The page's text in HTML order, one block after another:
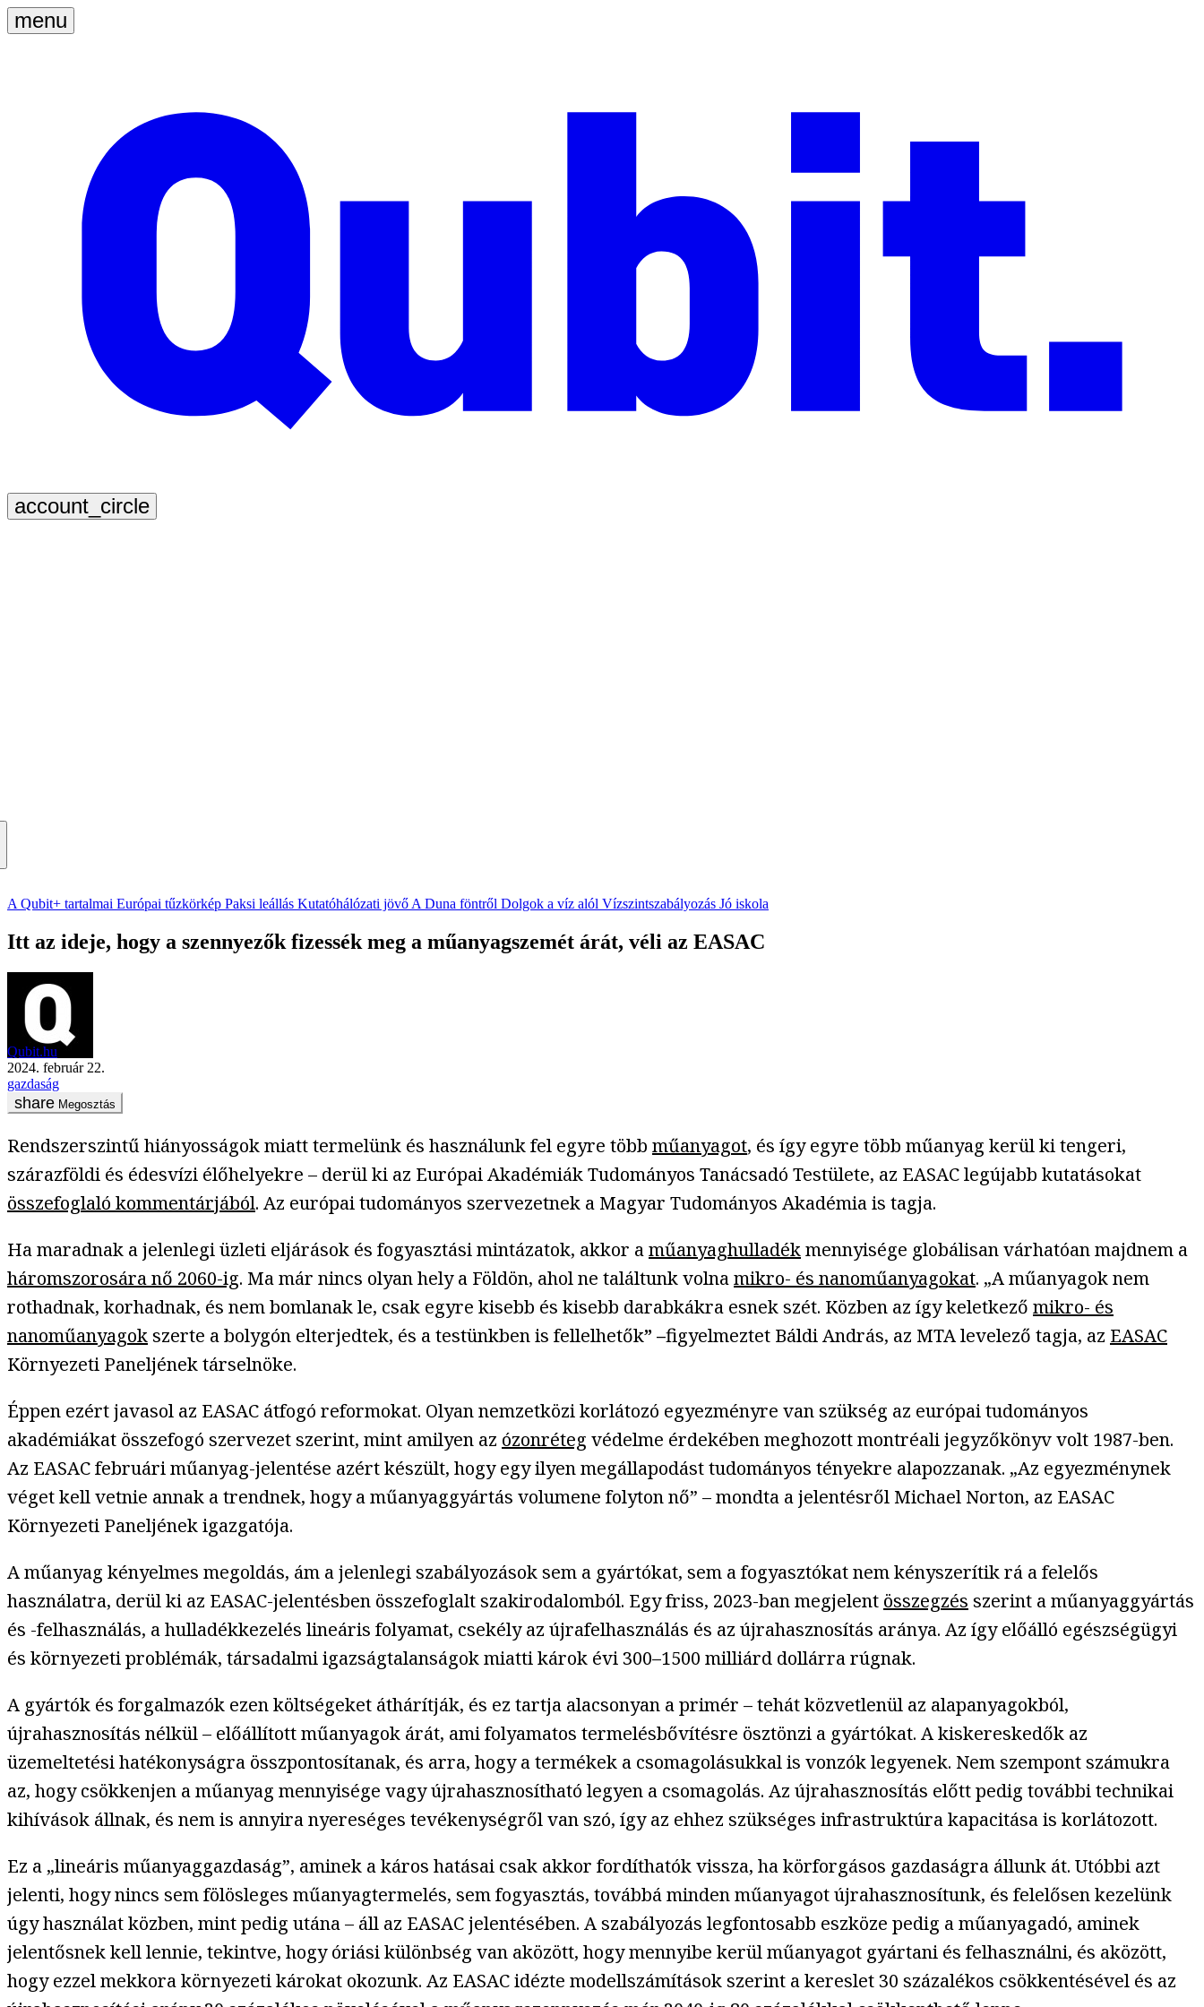
A Qubit+ tartalmai Európai tűzkörkép Paksi leállás Kutatóhálózati jövő A Duna föntről Dolgok a víz alól Vízszintszabályozás Jó iskola
Itt az ideje, hogy a szennyezők fizessék meg a műanyagszemét árát, véli az EASAC
Qubit.hu
2024. február 22.
gazdaság
Megosztás
Rendszerszintű hiányosságok miatt termelünk és használunk fel egyre több műanyagot, és így egyre több műanyag kerül ki tengeri,
szárazföldi és édesvízi élőhelyekre – derül ki az Európai Akadémiák Tudományos Tanácsadó Testülete, az EASAC legújabb kutatásokat
összefoglaló kommentárjából. Az európai tudományos szervezetnek a Magyar Tudományos Akadémia is tagja.
Ha maradnak a jelenlegi üzleti eljárások és fogyasztási mintázatok, akkor aműanyaghulladékmennyisége globálisan várhatóan majdnem a
háromszorosára nő 2060-ig. Ma már nincs olyan hely a Földön, ahol ne találtunk volnamikro- és nanoműanyagokat. „A műanyagok nem
rothadnak, korhadnak, és nem bomlanak le, csak egyre kisebb és kisebb darabkákra esnek szét. Közben az így keletkező mikro- és
nanoműanyagokszerte a bolygón elterjedtek, és a testünkben is fellelhetők” –figyelmeztet Báldi András, az MTA levelező tagja, az EASAC
Környezeti Paneljének társelnöke.
Éppen ezért javasol az EASAC átfogó reformokat. Olyan nemzetközi korlátozó egyezményre van szükség az európai tudományos
akadémiákat összefogó szervezet szerint, mint amilyen az ózonréteg védelme érdekében meghozott montréali jegyzőkönyv volt 1987-ben.
Az EASAC februári műanyag-jelentése azért készült, hogy egy ilyen megállapodást tudományos tényekre alapozzanak. „Az egyezménynek
véget kell vetnie annak a trendnek, hogy a műanyaggyártás volumene folyton nő” – mondta a jelentésről Michael Norton, az EASAC
Környezeti Paneljének igazgatója.
A műanyag kényelmes megoldás, ám a jelenlegi szabályozások sem a gyártókat, sem a fogyasztókat nem kényszerítik rá a felelős
használatra, derül ki az EASAC-jelentésben összefoglalt szakirodalomból. Egy friss, 2023-ban megjelent összegzés szerint a műanyaggyártás
és -felhasználás, a hulladékkezelés lineáris folyamat, csekély az újrafelhasználás és az újrahasznosítás aránya. Az így előálló egészségügyi
és környezeti problémák, társadalmi igazságtalanságok miatti károk évi 300–1500 milliárd dollárra rúgnak.
A gyártók és forgalmazók ezen költségeket áthárítják, és ez tartja alacsonyan a primér – tehát közvetlenül az alapanyagokból,
újrahasznosítás nélkül – előállított műanyagok árát, ami folyamatos termelésbővítésre ösztönzi a gyártókat. A kiskereskedők az
üzemeltetési hatékonyságra összpontosítanak, és arra, hogy a termékek a csomagolásukkal is vonzók legyenek. Nem szempont számukra
az, hogy csökkenjen a műanyag mennyisége vagy újrahasznosítható legyen a csomagolás. Az újrahasznosítás előtt pedig további technikai
kihívások állnak, és nem is annyira nyereséges tevékenységről van szó, így az ehhez szükséges infrastruktúra kapacitása is korlátozott.
Ez a „lineáris műanyaggazdaság”, aminek a káros hatásai csak akkor fordíthatók vissza, ha körforgásos gazdaságra állunk át. Utóbbi azt
jelenti, hogy nincs sem fölösleges műanyagtermelés, sem fogyasztás, továbbá minden műanyagot újrahasznosítunk, és felelősen kezelünk
úgy használat közben, mint pedig utána – áll az EASAC jelentésében. A szabályozás legfontosabb eszköze pedig a műanyagadó, aminek
jelentősnek kell lennie, tekintve, hogy óriási különbség van aközött, hogy mennyibe kerül műanyagot gyártani és felhasználni, és aközött,
hogy ezzel mekkora környezeti károkat okozunk. Az EASAC idézte modellszámítások szerint a kereslet 30 százalékos csökkentésével és az